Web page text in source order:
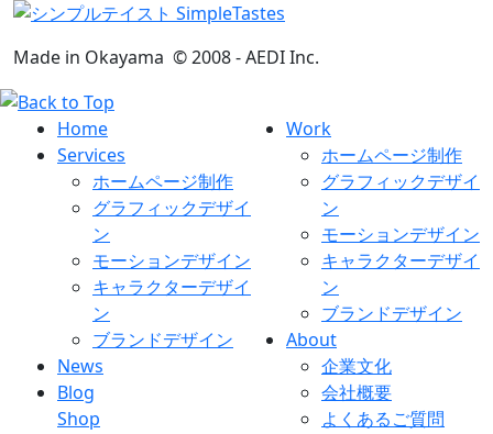
Made in Okayama © 2008 -AEDI Inc.
Home
Services
ホームページ制作
グラフィックデザイ
ン
モーションデザイン
キャラクターデザイ
ン
ブランドデザイン
News
Blog
Shop
Work
ホームページ制作
グラフィックデザイ
ン
モーションデザイン
キャラクターデザイ
ン
ブランドデザイン
About
企業文化
会社概要
よくあるご質問